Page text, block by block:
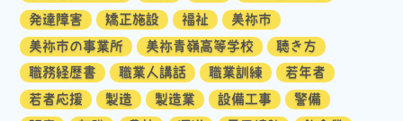
発達障害
矯正施設 福祉
美祢市
美祢市の事業所
美祢青嶺高等学校
聴き方
職務経歴書
職業人講話 職業訓練
若年者
若者応援
製造 製造業 設備工事
警備